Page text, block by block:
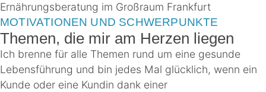
Ernährungsberatung im Großraum Frankfurt
MOTIVATIONEN UND SCHWERPUNKTE
Themen, die mir am Herzen liegen
Ich brenne für alle Themen rund um eine gesunde
Lebensführung und bin jedes Mal glücklich, wenn ein
Kunde oder eine Kundin dank einer